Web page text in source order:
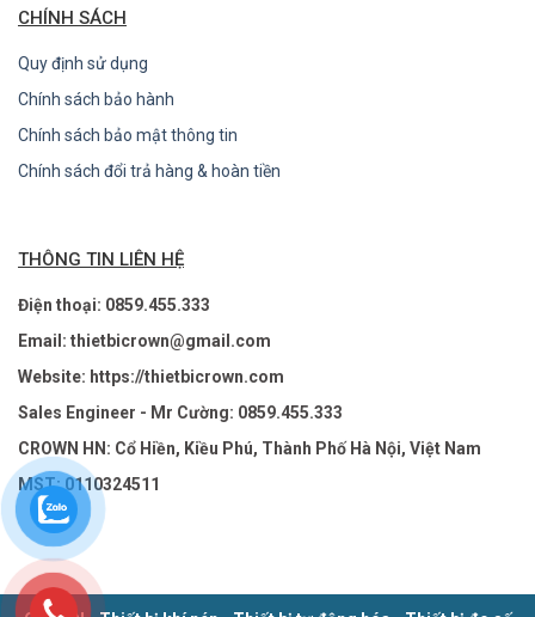
CHÍNH SÁCH
Quy định sử dụng
Chính sách bảo hành
Chính sách bảo mật thông tin
Chính sách đổi trả hàng & hoàn tiền
THÔNG TIN LIÊN HỆ
Điện thoại: 0859.455.333
Email: thietbicrown@gmail.com
Website: https://thietbicrown.com
Sales Engineer - Mr Cường: 0859.455.333
CROWN HN: Cổ Hiền, Kiều Phú, Thành Phố Hà Nội, Việt Nam
MST: 0110324511